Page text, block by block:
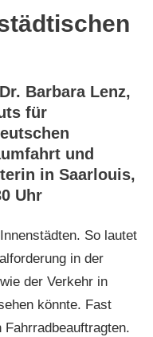
Barbara Lenz,
für
und
in Saarlouis,
Uhr
So lautet
in der
der Verkehr in
könnte. Fast